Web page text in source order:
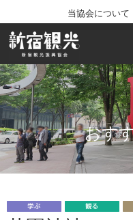
当協会について
一般社団
おす